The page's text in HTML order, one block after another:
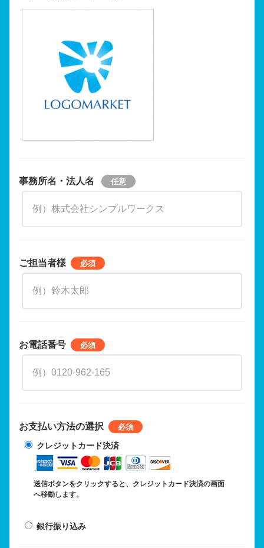
事務所名・法人名
ご担当者様
お電話番号
お支払い方法の選択
クレジットカード決済
送信ボタンをクリックすると、クレジットカード決済の画面
へ移動します。
銀行振り込み